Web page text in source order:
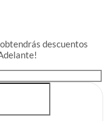
descuentos